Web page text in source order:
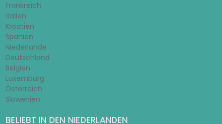
Frankreich
Italien
Kroatien
Spanien
Niederlande
Deutschland
Belgien
Luxemburg
Österreich
Slowenien
BELIEBT IN DEN NIEDERLANDEN